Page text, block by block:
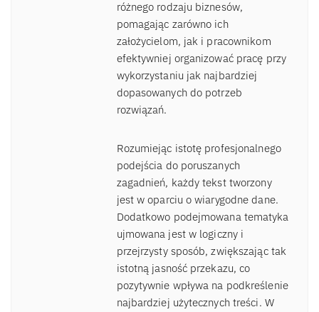
różnego rodzaju biznesów,
pomagając zarówno ich
założycielom, jak i pracownikom
efektywniej organizować pracę przy
wykorzystaniu jak najbardziej
dopasowanych do potrzeb
rozwiązań.
Rozumiejąc istotę profesjonalnego
podejścia do poruszanych
zagadnień, każdy tekst tworzony
jest w oparciu o wiarygodne dane.
Dodatkowo podejmowana tematyka
ujmowana jest w logiczny i
przejrzysty sposób, zwiększając tak
istotną jasność przekazu, co
pozytywnie wpływa na podkreślenie
najbardziej użytecznych treści. W